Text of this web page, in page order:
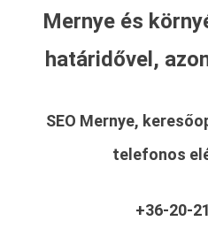
Mernye és
határidővel,
SEO Mernye,
telefonos
+36-20-